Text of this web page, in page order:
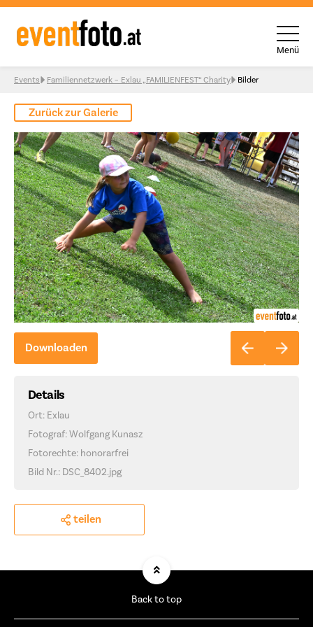
Skip to content
Menü
Events Familiennetzwerk – Exlau „FAMILIENFEST“ Charity Bilder
Zurück zur Galerie
Downloaden
Details
Ort: Exlau
Fotograf: Wolfgang Kunasz
Fotorechte: honorarfrei
Bild Nr.: DSC_8402.jpg
teilen
Back to top